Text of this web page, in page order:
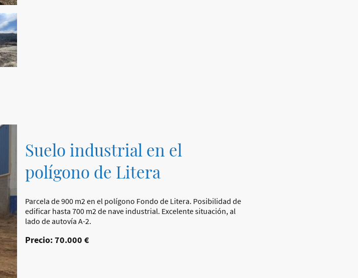
Suelo industrial en el
polígono de Litera
Parcela de 900 m2 en el polígono Fondo de Litera. Posibilidad de
edificar hasta 700 m2 de nave industrial. Excelente situación, al
lado de autovía A-2.
Precio: 70.000 €